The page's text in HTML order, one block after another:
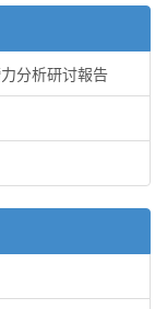
分析研讨報告